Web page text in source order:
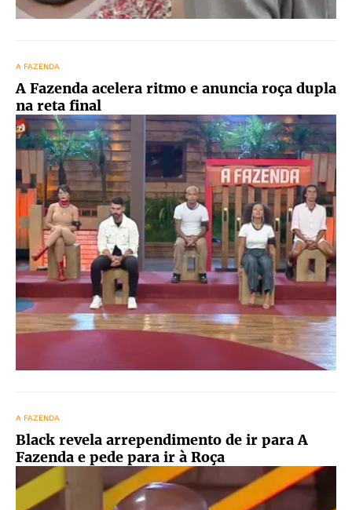
A FAZENDA
A Fazenda acelera ritmo e anuncia roça dupla
na reta final
A FAZENDA
Black revela arrependimento de ir para A
Fazenda e pede para ir à Roça